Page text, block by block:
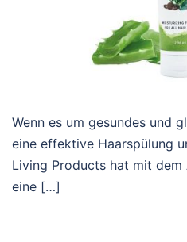
Wenn es um gesundes und
eine effektive Haarspülung
Living Products hat mit
eine […]